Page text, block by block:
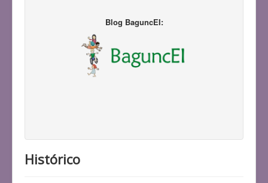
Blog BaguncEI:
Histórico